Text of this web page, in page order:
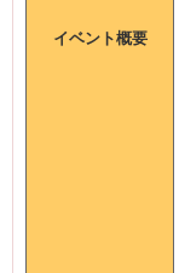
イベント概要